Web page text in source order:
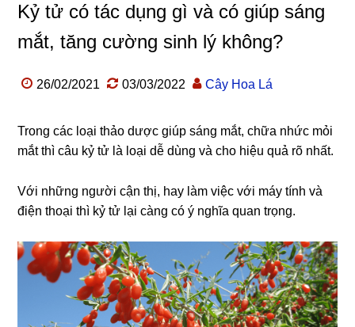
Kỷ tử có tác dụng gì và có giúp sáng
mắt, tăng cường sinh lý không?
26/02/2021 03/03/2022 Cây Hoa Lá
Trong các loại thảo dược giúp sáng mắt, chữa nhức mỏi
mắt thì câu kỷ tử là loại dễ dùng và cho hiệu quả rõ nhất.
Với những người cận thị, hay làm việc với máy tính và
điện thoại thì kỷ tử lại càng có ý nghĩa quan trọng.